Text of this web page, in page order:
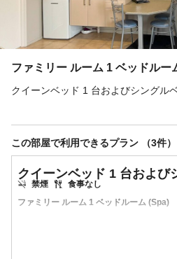
ファミリー ルーム 1 ベッドルー
クイーンベッド 1 台およびシングル
この部屋で利用できるプラン （3件）
ファミリー ルーム 1 ベッドルーム (Spa)
禁煙 食事なし
クイーンベッド 1 台および